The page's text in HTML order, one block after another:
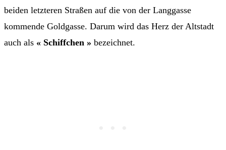
beiden letzteren Straßen auf die von der Langgasse
kommende Goldgasse. Darum wird das Herz der Altstadt
auch als « Schiffchen » bezeichnet.